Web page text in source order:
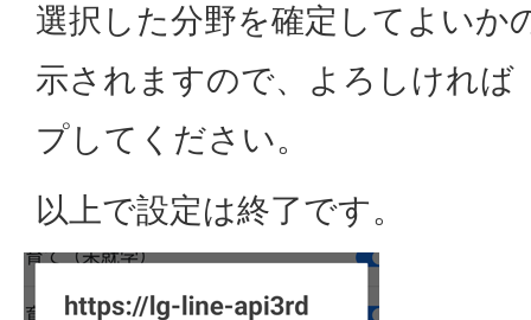
選択した分野を確定してよいか
示されますので、よろしければ
プしてください。
以上で設定は終了です。